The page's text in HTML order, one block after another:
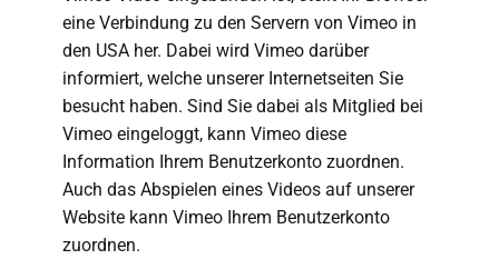
eine Verbindung zu den Servern von Vimeo in
den USA her. Dabei wird Vimeo darüber
informiert, welche unserer Internetseiten Sie
besucht haben. Sind Sie dabei als Mitglied bei
Vimeo eingeloggt, kann Vimeo diese
Information Ihrem Benutzerkonto zuordnen.
Auch das Abspielen eines Videos auf unserer
Website kann Vimeo Ihrem Benutzerkonto
zuordnen.